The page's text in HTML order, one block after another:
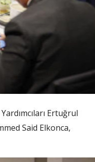
Ertuğrul
Said Elkonca,